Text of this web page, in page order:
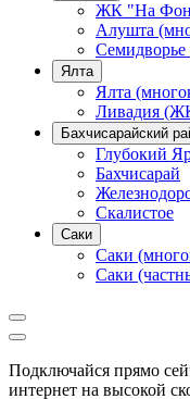
ЖК "На
Алушта
Ялта
Ялта
Ливадия
Бахчисарайский
Глубокий
Бахчисарай
Скалистое
Саки
Саки
Саки
Подключайся прямо
интернет на высокой